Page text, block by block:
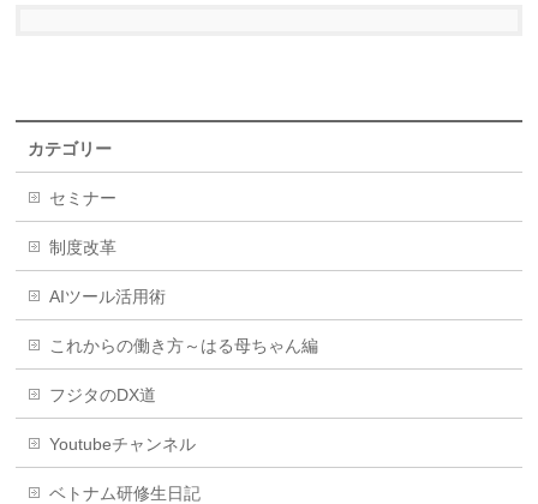
カテゴリー
セミナー
制度改革
AIツール活用術
これからの働き方～はる母ちゃん編
フジタのDX道
Youtubeチャンネル
ベトナム研修生日記